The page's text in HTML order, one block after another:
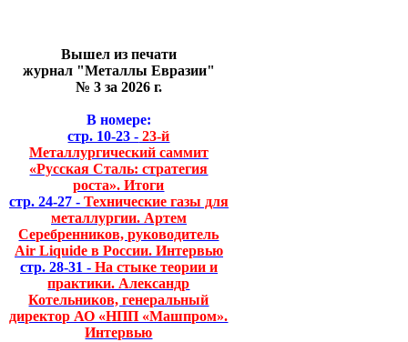
Вышел из печати
журнал "Металлы Евразии"
№ 3 за 2026 г.
В номере:
стр. 10-23 - 23-й
Металлургический саммит
«Русская Сталь: стратегия
роста». Итоги
стр. 24-27 - Технические газы для
металлургии. Артем
Серебренников, руководитель
Air Liquide в России. Интервью
стр. 28-31 - На стыке теории и
практики. Александр
Котельников, генеральный
директор АО «НПП «Машпром».
Интервью